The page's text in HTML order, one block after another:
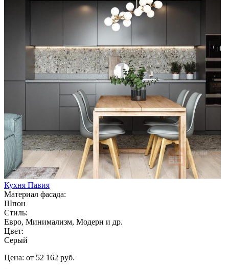
Кухня Павия
Материал фасада:
Шпон
Стиль:
Евро, Минимализм, Модерн и др.
Цвет:
Серый
Цена: от 52 162 руб.